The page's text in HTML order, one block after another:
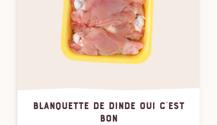
BLANQUETTE DE DINDE OUI C'EST
BON